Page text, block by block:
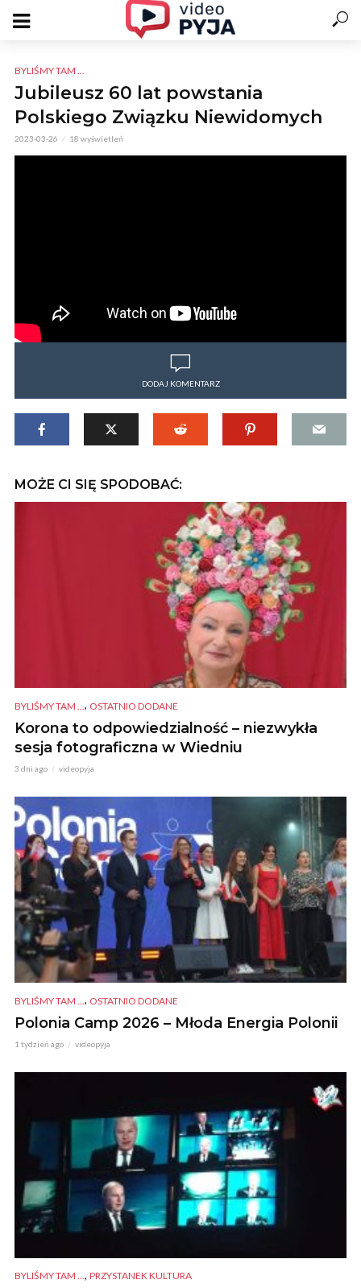
BYLIŚMY TAM ...
Jubileusz 60 lat powstania
Polskiego Związku Niewidomych
2023-03-26 18 wyświetleń
DODAJ KOMENTARZ
MOŻE CI SIĘ SPODOBAĆ:
BYLIŚMY TAM ... , OSTATNIO DODANE
Korona to odpowiedzialność – niezwykła
sesja fotograficzna w Wiedniu
3 dni ago videopyja
BYLIŚMY TAM ... , OSTATNIO DODANE
Polonia Camp 2026 – Młoda Energia Polonii
1 tydzień ago videopyja
BYLIŚMY TAM ..., PRZYSTANEK KULTURA